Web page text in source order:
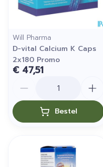
Will Pharma
D-vital Calcium K Caps
2x180 Promo
€ 47,51
Bestel